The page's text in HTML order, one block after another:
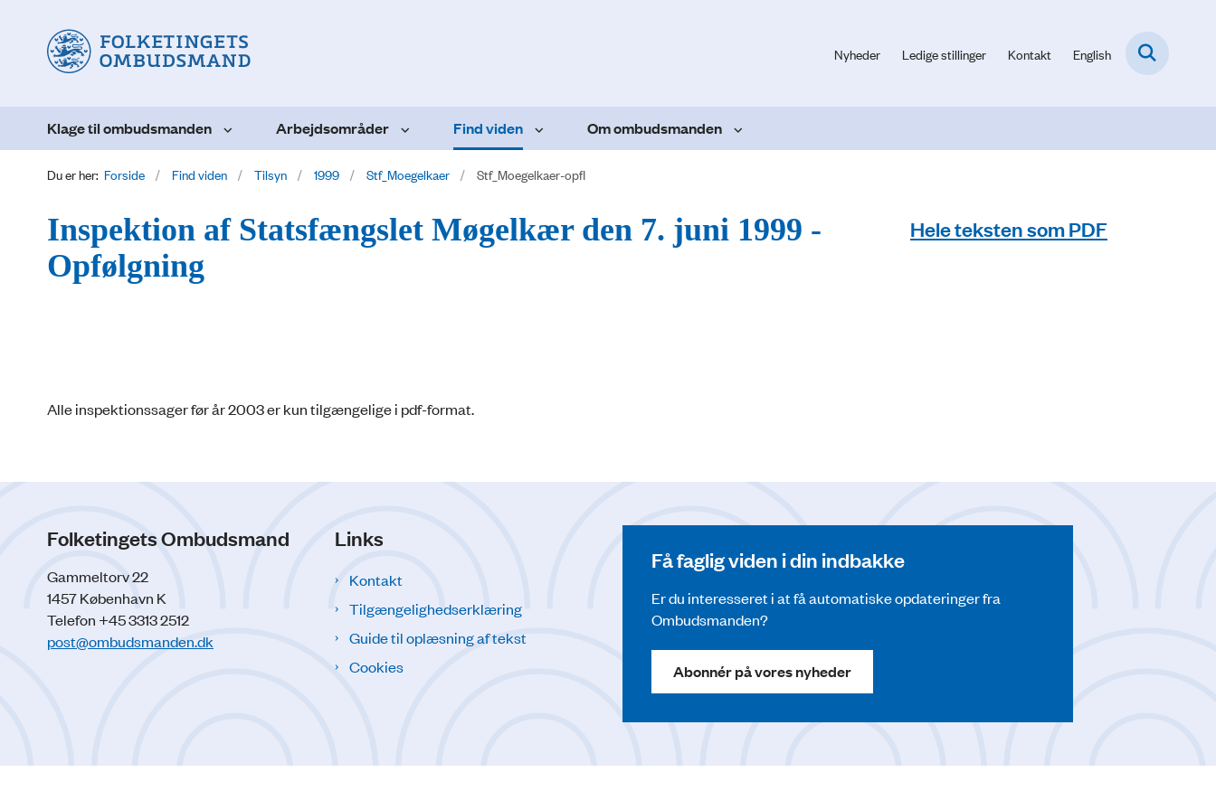
Nyheder Ledige stillinger Kontakt English
Klage til ombudsmanden Arbejdsområder Find viden Om ombudsmanden
Du er her: Forside Find viden Tilsyn 1999 Stf_Moegelkaer Stf_Moegelkaer-opfl
Inspektion af Statsfængslet Møgelkær den 7. juni 1999 -
Opfølgning
Alle inspektionssager før år 2003 er kun tilgængelige i pdf-format.
Hele teksten som PDF
Folketingets Ombudsmand
Gammeltorv 22
1457 København K
Telefon +45 3313 2512
post@ombudsmanden.dk
Links
Kontakt
Tilgængelighedserklæring
Guide til oplæsning af tekst
Cookies
Få faglig viden i din indbakke
Er du interesseret i at få automatiske opdateringer fra
Ombudsmanden?
Abonnér på vores nyheder